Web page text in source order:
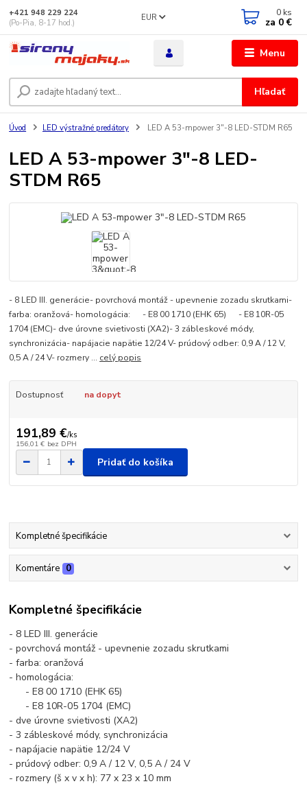
Menu
EUR
Hľadať
+421 948 229 224
(Po-Pia, 8-17 hod.)
0 ks
za 0 €
Úvod LED výstražné predátory LED A 53-mpower 3"-8 LED-STDM R65
LED A 53-mpower 3"-8 LED-
STDM R65
- 8 LED III. generácie- povrchová montáž - upevnenie zozadu skrutkami-
farba: oranžová- homologácia: - E8 00 1710 (EHK 65) - E8 10R-05
1704 (EMC)- dve úrovne svietivosti (XA2)- 3 zábleskové módy,
synchronizácia- napájacie napätie 12/24 V- prúdový odber: 0,9 A / 12 V,
0,5 A / 24 V- rozmery ... celý popis
Dostupnosť na dopyt
191,89 €/ks
156,01 € bez DPH
Pridať do košíka
Kompletné špecifikácie
Komentáre 0
Kompletné špecifikácie
- 8 LED III. generácie
- povrchová montáž - upevnenie zozadu skrutkami
- farba: oranžová
- homologácia:
- E8 00 1710 (EHK 65)
- E8 10R-05 1704 (EMC)
- dve úrovne svietivosti (XA2)
- 3 zábleskové módy, synchronizácia
- napájacie napätie 12/24 V
- prúdový odber: 0,9 A / 12 V, 0,5 A / 24 V
- rozmery (š x v x h): 77 x 23 x 10 mm